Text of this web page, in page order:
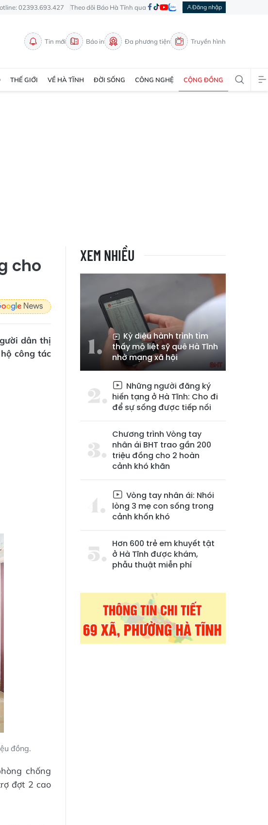
02393.693.427 Theo dõi Báo Hà Tĩnh qua Đăng nhập
Tin mới Báo in Đa phương tiện Truyền hình
THẾ GIỚI VỀ HÀ TĨNH ĐỜI SỐNG CÔNG NGHỆ CỘNG ĐỒNG
cho
dân thị
công tác
đồng.
chống
đợt 2 cao
XEM NHIỀU
Kỳ diệu hành trình tìm
thấy mộ liệt sỹ quê Hà Tĩnh
nhờ mạng xã hội
Những người đăng ký
hiến tạng ở Hà Tĩnh: Cho đi
để sự sống được tiếp nối
Chương trình Vòng tay
nhân ái BHT trao gần 200
triệu đồng cho 2 hoàn
cảnh khó khăn
Vòng tay nhân ái: Nhói
lòng 3 mẹ con sống trong
cảnh khốn khó
Hơn 600 trẻ em khuyết tật
ở Hà Tĩnh được khám,
phẫu thuật miễn phí